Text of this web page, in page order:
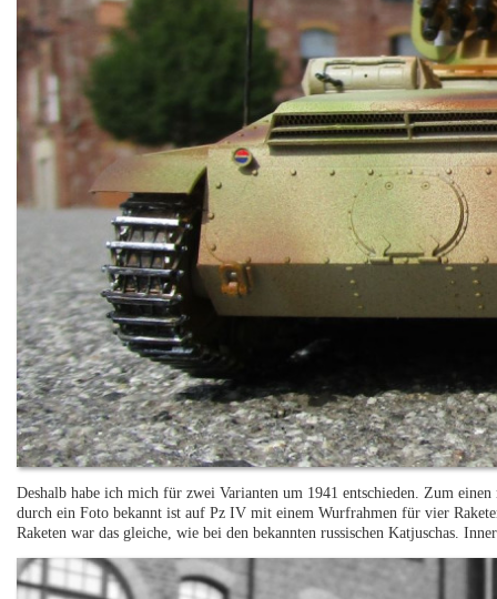
Deshalb habe ich mich für zwei Varianten um 1941 entschieden. Zum
durch ein Foto bekannt ist auf Pz IV mit einem Wurfrahmen für vier
Raketen war das gleiche, wie bei den bekannten russischen Katjuschas.